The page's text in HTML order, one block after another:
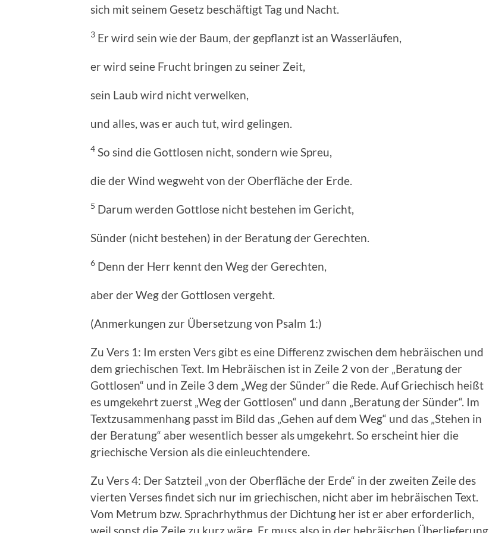
sich mit seinem Gesetz beschäftigt Tag und Nacht.
3 Er wird sein wie der Baum, der gepflanzt ist an Wasserläufen,
er wird seine Frucht bringen zu seiner Zeit,
sein Laub wird nicht verwelken,
und alles, was er auch tut, wird gelingen.
4 So sind die Gottlosen nicht, sondern wie Spreu,
die der Wind wegweht von der Oberfläche der Erde.
5 Darum werden Gottlose nicht bestehen im Gericht,
Sünder (nicht bestehen) in der Beratung der Gerechten.
6 Denn der Herr kennt den Weg der Gerechten,
aber der Weg der Gottlosen vergeht.
(Anmerkungen zur Übersetzung von Psalm 1:)
Zu Vers 1: Im ersten Vers gibt es eine Differenz zwischen dem hebräischen und
dem griechischen Text. Im Hebräischen ist in Zeile 2 von der „Beratung der
Gottlosen“ und in Zeile 3 dem „Weg der Sünder“ die Rede. Auf Griechisch heißt
es umgekehrt zuerst „Weg der Gottlosen“ und dann „Beratung der Sünder“. Im
Textzusammenhang passt im Bild das „Gehen auf dem Weg“ und das „Stehen in
der Beratung“ aber wesentlich besser als umgekehrt. So erscheint hier die
griechische Version als die einleuchtendere.
Zu Vers 4: Der Satzteil „von der Oberfläche der Erde“ in der zweiten Zeile des
vierten Verses findet sich nur im griechischen, nicht aber im hebräischen Text.
Vom Metrum bzw. Sprachrhythmus der Dichtung her ist er aber erforderlich,
weil sonst die Zeile zu kurz wäre. Er muss also in der hebräischen Überlieferung